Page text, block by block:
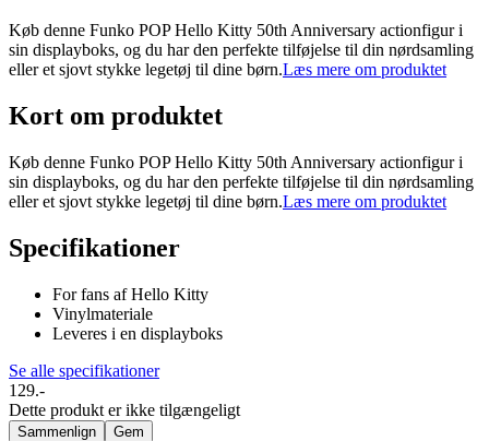
Køb denne Funko POP Hello Kitty 50th Anniversary actionfigur i
sin displayboks, og du har den perfekte tilføjelse til din nørdsamling
eller et sjovt stykke legetøj til dine børn.Læs mere om produktet
Kort om produktet
Køb denne Funko POP Hello Kitty 50th Anniversary actionfigur i
sin displayboks, og du har den perfekte tilføjelse til din nørdsamling
eller et sjovt stykke legetøj til dine børn.Læs mere om produktet
Specifikationer
For fans af Hello Kitty
Vinylmateriale
Leveres i en displayboks
Se alle specifikationer
129.-
Dette produkt er ikke tilgængeligt
Sammenlign Gem